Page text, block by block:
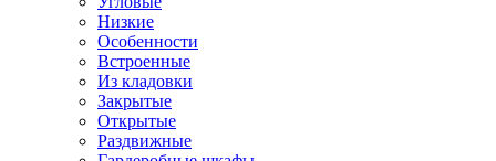
Низкие
Особенности
Встроенные
Из кладовки
Закрытые
Открытые
Раздвижные